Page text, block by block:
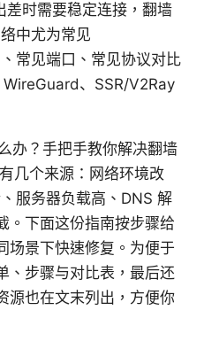
时需要稳定连接，翻墙
中尤为常见
常见端口、常见协议对比
WireGuard、SSR/V2Ray
办？手把手教你解决翻墙
几个来源：网络环境改
服务器负载高、DNS 解
。下面这份指南按步骤给
场景下快速修复。为便于
、步骤与对比表，最后还
源也在文末列出，方便你